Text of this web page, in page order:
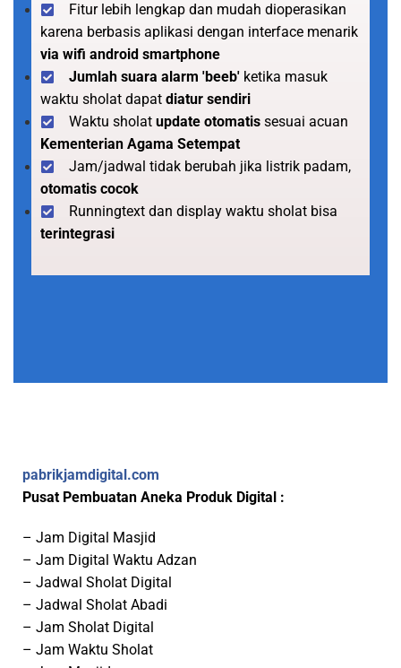
Fitur lebih lengkap dan mudah dioperasikan
karena berbasis aplikasi dengan interface menarik
via wifi android smartphone
Jumlah suara alarm 'beeb' ketika masuk
waktu sholat dapat diatur sendiri
Waktu sholat update otomatis sesuai acuan
Kementerian Agama Setempat
Jam/jadwal tidak berubah jika listrik padam,
otomatis cocok
Runningtext dan display waktu sholat bisa
terintegrasi
pabrikjamdigital.com
Pusat Pembuatan Aneka Produk Digital :
– Jam Digital Masjid
– Jam Digital Waktu Adzan
– Jadwal Sholat Digital
– Jadwal Sholat Abadi
– Jam Sholat Digital
– Jam Waktu Sholat